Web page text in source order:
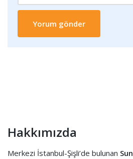
Hakkımızda
Merkezi İstanbul-Şişli’de bulunan